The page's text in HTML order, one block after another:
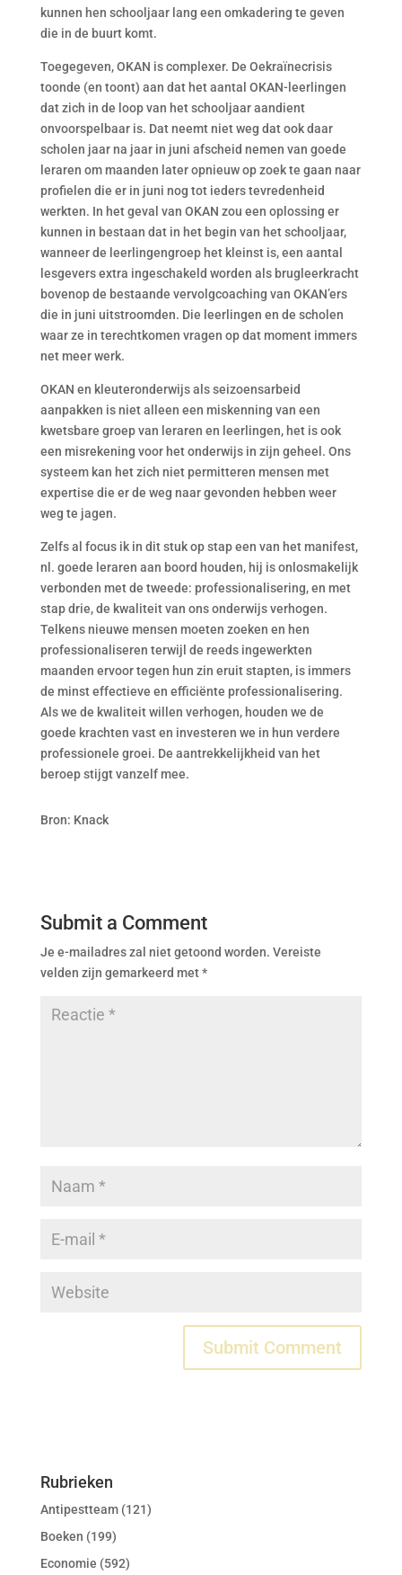
kunnen hen schooljaar lang een omkadering te geven
die in de buurt komt.
Toegegeven, OKAN is complexer. De Oekraïnecrisis
toonde (en toont) aan dat het aantal OKAN-leerlingen
dat zich in de loop van het schooljaar aandient
onvoorspelbaar is. Dat neemt niet weg dat ook daar
scholen jaar na jaar in juni afscheid nemen van goede
leraren om maanden later opnieuw op zoek te gaan naar
profielen die er in juni nog tot ieders tevredenheid
werkten. In het geval van OKAN zou een oplossing er
kunnen in bestaan dat in het begin van het schooljaar,
wanneer de leerlingengroep het kleinst is, een aantal
lesgevers extra ingeschakeld worden als brugleerkracht
bovenop de bestaande vervolgcoaching van OKAN’ers
die in juni uitstroomden. Die leerlingen en de scholen
waar ze in terechtkomen vragen op dat moment immers
net meer werk.
OKAN en kleuteronderwijs als seizoensarbeid
aanpakken is niet alleen een miskenning van een
kwetsbare groep van leraren en leerlingen, het is ook
een misrekening voor het onderwijs in zijn geheel. Ons
systeem kan het zich niet permitteren mensen met
expertise die er de weg naar gevonden hebben weer
weg te jagen.
Zelfs al focus ik in dit stuk op stap een van het manifest,
nl. goede leraren aan boord houden, hij is onlosmakelijk
verbonden met de tweede: professionalisering, en met
stap drie, de kwaliteit van ons onderwijs verhogen.
Telkens nieuwe mensen moeten zoeken en hen
professionaliseren terwijl de reeds ingewerkten
maanden ervoor tegen hun zin eruit stapten, is immers
de minst effectieve en efficiënte professionalisering.
Als we de kwaliteit willen verhogen, houden we de
goede krachten vast en investeren we in hun verdere
professionele groei. De aantrekkelijkheid van het
beroep stijgt vanzelf mee.
Bron: Knack
Submit a Comment
Je e-mailadres zal niet getoond worden. Vereiste
velden zijn gemarkeerd met*
Rubrieken
Antipestteam(121)
Boeken (199)
Economie (592)